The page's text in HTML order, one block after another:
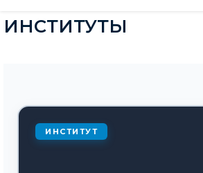
ИНСТИТУТЫ
ИНСТИТУТ